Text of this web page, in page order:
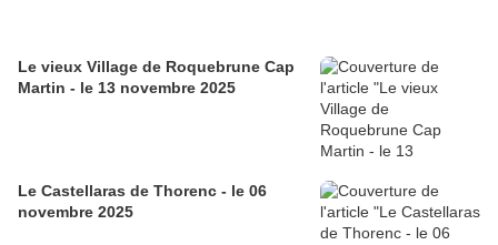
Le vieux Village de Roquebrune Cap
Martin - le 13 novembre 2025
Le Castellaras de Thorenc - le 06
novembre 2025